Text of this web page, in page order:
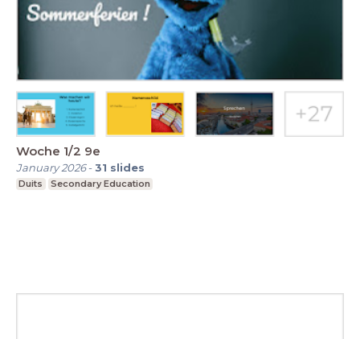
Woche 1/2 9e
January 2026-31 slides
Duits Secondary Education